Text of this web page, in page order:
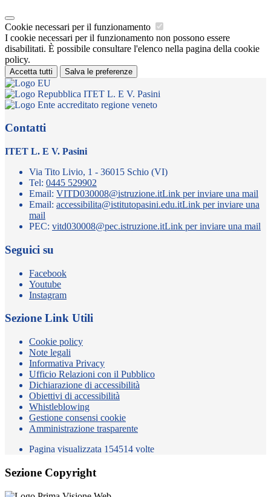
Cookie necessari per il funzionamento
I cookie necessari per il funzionamento non possono essere
disabilitati. È possibile consultare l'elenco nella pagina della cookie
policy.
Accetta tutti Salva le preferenze
ITET L. E V. Pasini
Contatti
ITET L. E V. Pasini
Via Tito Livio, 1 - 36015 Schio (VI)
Tel: 0445 529902
Email: VITD030008@istruzione.itLink per inviare una mail
Email: accessibilita@istitutopasini.edu.itLink per inviare una
mail
PEC: vitd030008@pec.istruzione.itLink per inviare una mail
Seguici su
Facebook
Youtube
Instagram
Sezione Link Utili
Cookie policy
Note legali
Informativa Privacy
Ufficio Relazioni con il Pubblico
Dichiarazione di accessibilità
Obiettivi di accessibilità
Whistleblowing
Gestione consensi cookie
Amministrazione trasparente
Pagina visualizzata 154514 volte
Sezione Copyright